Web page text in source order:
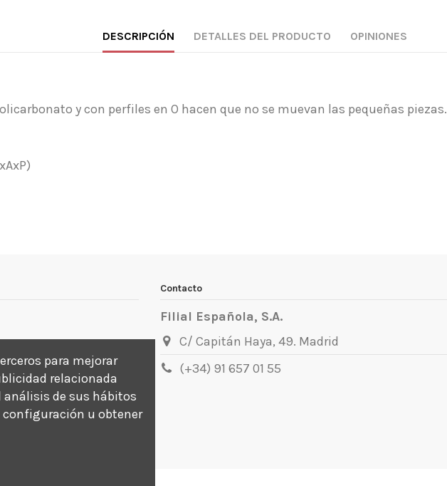
DESCRIPCIÓN DETALLES DEL PRODUCTO OPINIONES
y con perfiles en O hacen que no se muevan las pequeñas piezas.
Contacto
Filial Española, S.A.
C/ Capitán Haya, 49. Madrid
(+34) 91 657 01 55
para mejorar
relacionada
de sus hábitos
configuración u obtener